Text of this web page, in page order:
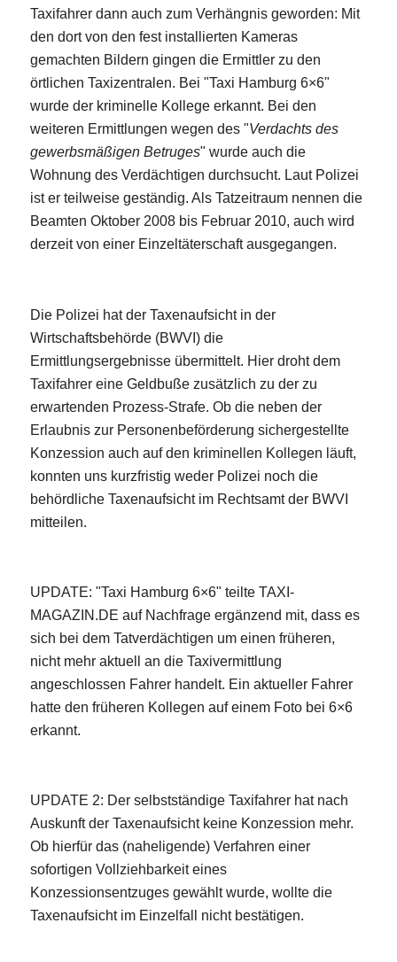
Taxifahrer dann auch zum Verhängnis geworden: Mit
den dort von den fest installierten Kameras
gemachten Bildern gingen die Ermittler zu den
örtlichen Taxizentralen. Bei "Taxi Hamburg 6×6"
wurde der kriminelle Kollege erkannt. Bei den
weiteren Ermittlungen wegen des "Verdachts des
gewerbsmäßigen Betruges" wurde auch die
Wohnung des Verdächtigen durchsucht. Laut Polizei
ist er teilweise geständig. Als Tatzeitraum nennen die
Beamten Oktober 2008 bis Februar 2010, auch wird
derzeit von einer Einzeltäterschaft ausgegangen.
Die Polizei hat der Taxenaufsicht in der
Wirtschaftsbehörde (BWVI) die
Ermittlungsergebnisse übermittelt. Hier droht dem
Taxifahrer eine Geldbuße zusätzlich zu der zu
erwartenden Prozess-Strafe. Ob die neben der
Erlaubnis zur Personenbeförderung sichergestellte
Konzession auch auf den kriminellen Kollegen läuft,
konnten uns kurzfristig weder Polizei noch die
behördliche Taxenaufsicht im Rechtsamt der BWVI
mitteilen.
UPDATE: "Taxi Hamburg 6×6" teilte TAXI-
MAGAZIN.DE auf Nachfrage ergänzend mit, dass es
sich bei dem Tatverdächtigen um einen früheren,
nicht mehr aktuell an die Taxivermittlung
angeschlossen Fahrer handelt. Ein aktueller Fahrer
hatte den früheren Kollegen auf einem Foto bei 6×6
erkannt.
UPDATE 2: Der selbstständige Taxifahrer hat nach
Auskunft der Taxenaufsicht keine Konzession mehr.
Ob hierfür das (naheligende) Verfahren einer
sofortigen Vollziehbarkeit eines
Konzessionsentzuges gewählt wurde, wollte die
Taxenaufsicht im Einzelfall nicht bestätigen.